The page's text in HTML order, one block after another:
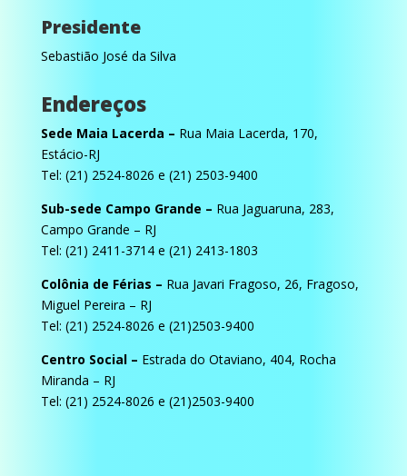
Presidente
Sebastião José da Silva
Endereços
Sede Maia Lacerda – Rua Maia Lacerda, 170,
Estácio-RJ
Tel: (21) 2524-8026 e (21) 2503-9400
Sub-sede Campo Grande – Rua Jaguaruna, 283,
Campo Grande – RJ
Tel: (21) 2411-3714 e (21) 2413-1803
Colônia de Férias – Rua Javari Fragoso, 26, Fragoso,
Miguel Pereira – RJ
Tel: (21) 2524-8026 e (21)2503-9400
Centro Social – Estrada do Otaviano, 404, Rocha
Miranda – RJ
Tel: (21) 2524-8026 e (21)2503-9400